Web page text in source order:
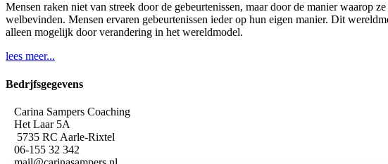
Mensen raken niet van streek door de gebeurtenissen, maar door de manier
welbevinden. Mensen ervaren gebeurtenissen ieder op hun eigen manier. Dit
alleen mogelijk door verandering in het wereldmodel.
lees meer...
Bedrjfsgegevens
Carina Sampers Coaching
Het Laar 5A
5735 RC Aarle-Rixtel
06-155 32 342